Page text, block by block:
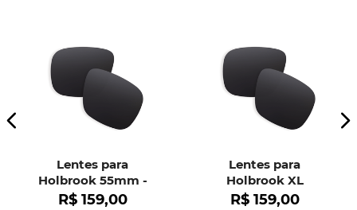
Lentes para
Holbrook 55mm -
OO9102
R$ 159,00
Lentes para
Holbrook XL
R$ 159,00